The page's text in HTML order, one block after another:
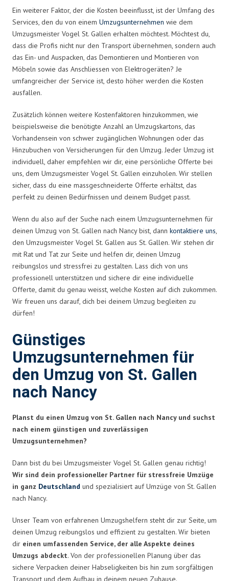
Ein weiterer Faktor, der die Kosten beeinflusst, ist der Umfang des
Services, den du von einem Umzugsunternehmen wie dem
Umzugsmeister Vogel St. Gallen erhalten möchtest. Möchtest du,
dass die Profis nicht nur den Transport übernehmen, sondern auch
das Ein- und Auspacken, das Demontieren und Montieren von
Möbeln sowie das Anschliessen von Elektrogeräten? Je
umfangreicher der Service ist, desto höher werden die Kosten
ausfallen.
Zusätzlich können weitere Kostenfaktoren hinzukommen, wie
beispielsweise die benötigte Anzahl an Umzugskartons, das
Vorhandensein von schwer zugänglichen Wohnungen oder das
Hinzubuchen von Versicherungen für den Umzug. Jeder Umzug ist
individuell, daher empfehlen wir dir, eine persönliche Offerte bei
uns, dem Umzugsmeister Vogel St. Gallen einzuholen. Wir stellen
sicher, dass du eine massgeschneiderte Offerte erhältst, das
perfekt zu deinen Bedürfnissen und deinem Budget passt.
Wenn du also auf der Suche nach einem Umzugsunternehmen für
deinen Umzug von St. Gallen nach Nancy bist, dann kontaktiere uns,
den Umzugsmeister Vogel St. Gallen aus St. Gallen. Wir stehen dir
mit Rat und Tat zur Seite und helfen dir, deinen Umzug
reibungslos und stressfrei zu gestalten. Lass dich von uns
professionell unterstützen und sichere dir eine individuelle
Offerte, damit du genau weisst, welche Kosten auf dich zukommen.
Wir freuen uns darauf, dich bei deinem Umzug begleiten zu
dürfen!
Günstiges
Umzugsunternehmen für
den Umzug von St. Gallen
nach Nancy
Planst du einen Umzug von St. Gallen nach Nancy und suchst
nach einem günstigen und zuverlässigen
Umzugsunternehmen?
Dann bist du bei Umzugsmeister Vogel St. Gallen genau richtig!
Wir sind dein professioneller Partner für stressfreie Umzüge
in ganz Deutschland und spezialisiert auf Umzüge von St. Gallen
nach Nancy.
Unser Team von erfahrenen Umzugshelfern steht dir zur Seite, um
deinen Umzug reibungslos und effizient zu gestalten. Wir bieten
dir einen umfassenden Service, der alle Aspekte deines
Umzugs abdeckt. Von der professionellen Planung über das
sichere Verpacken deiner Habseligkeiten bis hin zum sorgfältigen
Transport und dem Aufbau in deinem neuen Zuhause.